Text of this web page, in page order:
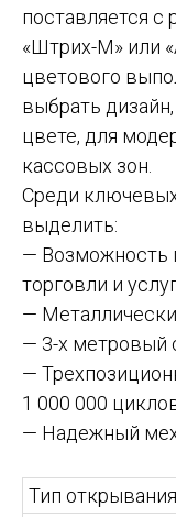
поставляется с
«Штрих-М» или
цветового
выбрать
цвете, для
кассовых зон.
Среди
выделить:
— Возможность
торговли и
—
— 3-х метровый
—
1 000 000
— Надежный
Тип открывания